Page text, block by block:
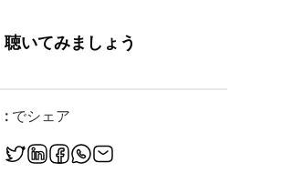
聴いてみましょう
: でシェア